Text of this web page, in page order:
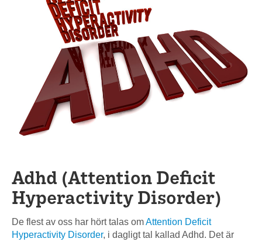
Adhd (Attention Deficit
Hyperactivity Disorder)
De flest av oss har hört talas omAttention Deficit
Hyperactivity Disorder, i dagligt tal kallad Adhd. Det är